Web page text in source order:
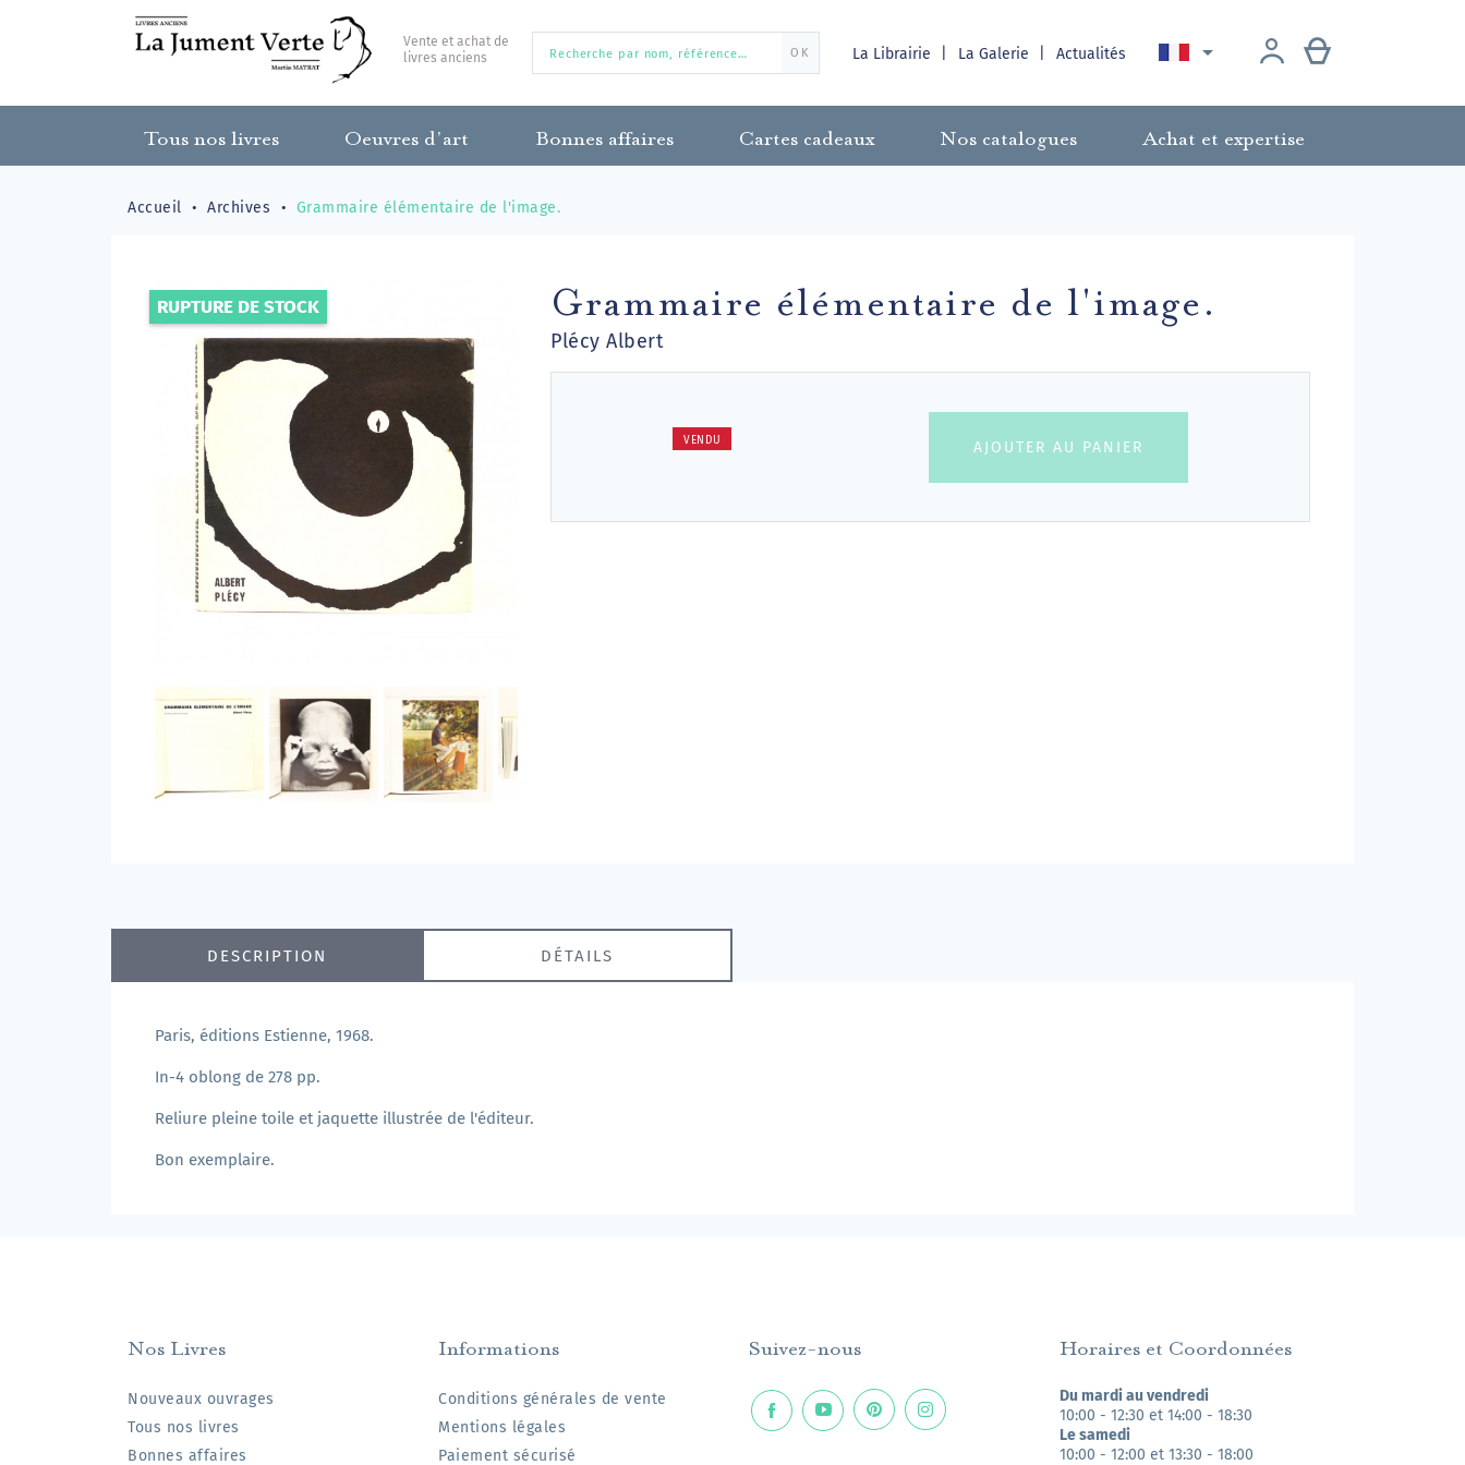
Vente et achat de
livres anciens
OK La Librairie La Galerie Actualités 
Tous nos livres Oeuvres d’art Bonnes affaires Cartes cadeaux Nos catalogues Achat et expertise
Accueil Archives Grammaire élémentaire de l'image.
RUPTURE DE STOCK Grammaire élémentaire de l'image.
Plécy Albert
VENDU AJOUTER AU PANIER
DESCRIPTION DÉTAILS
Paris, éditions Estienne, 1968.
In-4 oblong de 278 pp.
Reliure pleine toile et jaquette illustrée de l'éditeur.
Bon exemplaire.
Nos Livres
Nouveaux ouvrages
Tous nos livres
Bonnes affaires
Informations
Conditions générales de vente
Mentions légales
Paiement sécurisé
Suivez-nous Horaires et Coordonnées
Du mardi au vendredi
10:00 - 12:30 et 14:00 - 18:30
Le samedi
10:00 - 12:00 et 13:30 - 18:00